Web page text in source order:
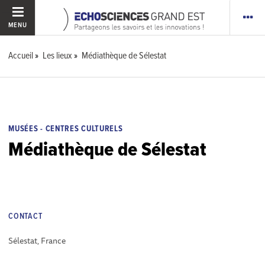
MENU
Accueil Les lieux Médiathèque de Sélestat
MUSÉES - CENTRES CULTURELS
Médiathèque de Sélestat
CONTACT
Sélestat, France